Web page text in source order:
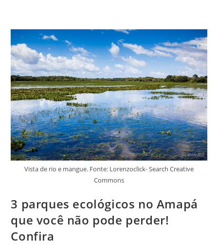
Vista de rio e mangue. Fonte: Lorenzoclick- Search Creative
Commons
3 parques ecológicos no Amapá
que você não pode perder!
Confira